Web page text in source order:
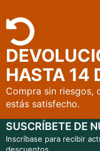
HASTA 14
Compra sin riesgos,
estás satisfecho.
SUSCRÍBETE DE
Inscríbase para recibir